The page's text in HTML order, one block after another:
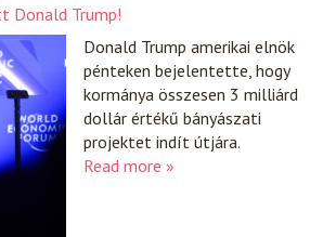
Donald Trump!
Donald Trump amerikai elnök
pénteken bejelentette, hogy
kormánya összesen 3 milliárd
dollár értékű bányászati
projektet indít útjára.
Read more »